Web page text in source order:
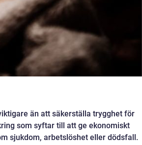
än att säkerställa trygghet för
som syftar till att ge ekonomiskt
sjukdom, arbetslöshet eller dödsfall.